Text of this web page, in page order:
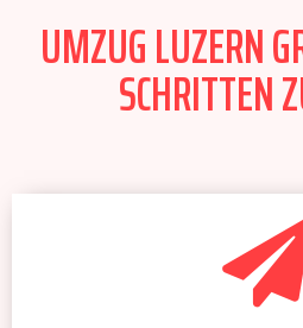
UMZUG LUZERN
SCHRITTEN